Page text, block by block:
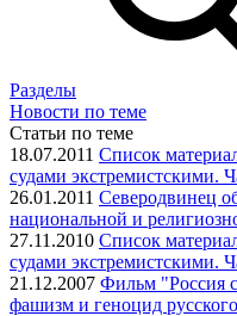
Разделы
Новости по теме
Статьи по теме
18.07.2011 Список
судами экстремистскими.
26.01.2011 Северодвинец
национальной и
27.11.2010 Список
судами экстремистскими.
21.12.2007 Фильм "Россия
фашизм и геноцид